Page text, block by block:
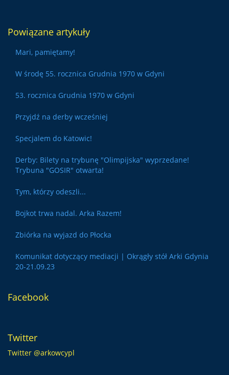
Powiązane artykuły
Mari, pamiętamy!
W środę 55. rocznica Grudnia 1970 w Gdyni
53. rocznica Grudnia 1970 w Gdyni
Przyjdź na derby wcześniej
Specjalem do Katowic!
Derby: Bilety na trybunę "Olimpijska" wyprzedane!
Trybuna "GOSIR" otwarta!
Tym, którzy odeszli...
Bojkot trwa nadal. Arka Razem!
Zbiórka na wyjazd do Płocka
Komunikat dotyczący mediacji | Okrągły stół Arki Gdynia
20-21.09.23
Facebook
Twitter
Twitter @arkowcypl